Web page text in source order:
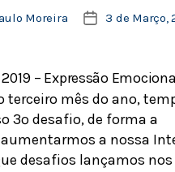
Moreira 3 de Março,
terceiro mês do ano,
3º desafio, de forma a
a nossa
desafios lançamos